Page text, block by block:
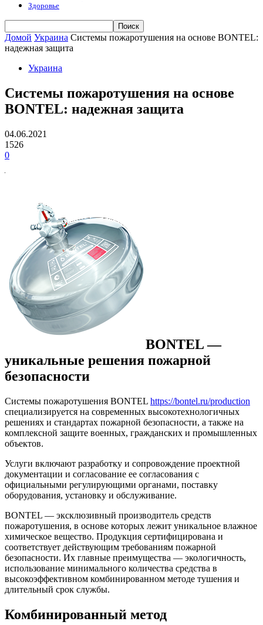
Здоровье
Домой Украина Системы пожаротушения на основе BONTEL:
надежная защита
Украина
Системы пожаротушения на основе
BONTEL: надежная защита
04.06.2021
1526
0
BONTEL —
уникальные решения пожарной
безопасности
Системы пожаротушения BONTEL https://bontel.ru/production
специализируется на современных высокотехнологичных
решениях и стандартах пожарной безопасности, а также на
комплексной защите военных, гражданских и промышленных
объектов.
Услуги включают разработку и сопровождение проектной
документации и согласование ее согласования с
официальными регулирующими органами, поставку
оборудования, установку и обслуживание.
BONTEL — эксклюзивный производитель средств
пожаротушения, в основе которых лежит уникальное влажное
химическое вещество. Продукция сертифицирована и
соответствует действующим требованиям пожарной
безопасности. Их главные преимущества — экологичность,
использование минимального количества средства в
высокоэффективном комбинированном методе тушения и
длительный срок службы.
Комбинированный метод